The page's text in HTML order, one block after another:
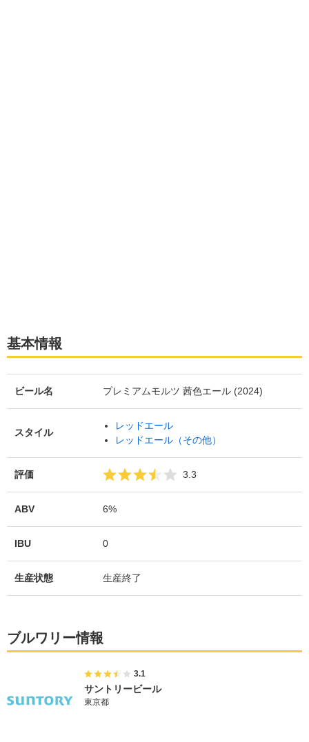
基本情報
ビール名 プレミアムモルツ 茜色エール (2024)
スタイル
レッドエール
レッドエール（その他）
評価 3.3
ABV 6%
IBU 0
生産状態 生産終了
ブルワリー情報
3.1
サントリービール
東京都